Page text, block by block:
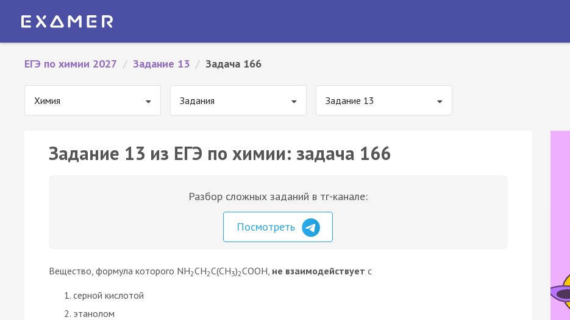
ЕГЭ по химии 2027 / Задание 13 / Задача 166
Химия Задания Задание 13
Задание 13 из ЕГЭ по химии: задача 166
Разбор сложных заданий в тг-канале:
Посмотреть
Вещество, формула которого NH2CH2C(CH3)2COOH, не взаимодействует с
серной кислотой
этанолом